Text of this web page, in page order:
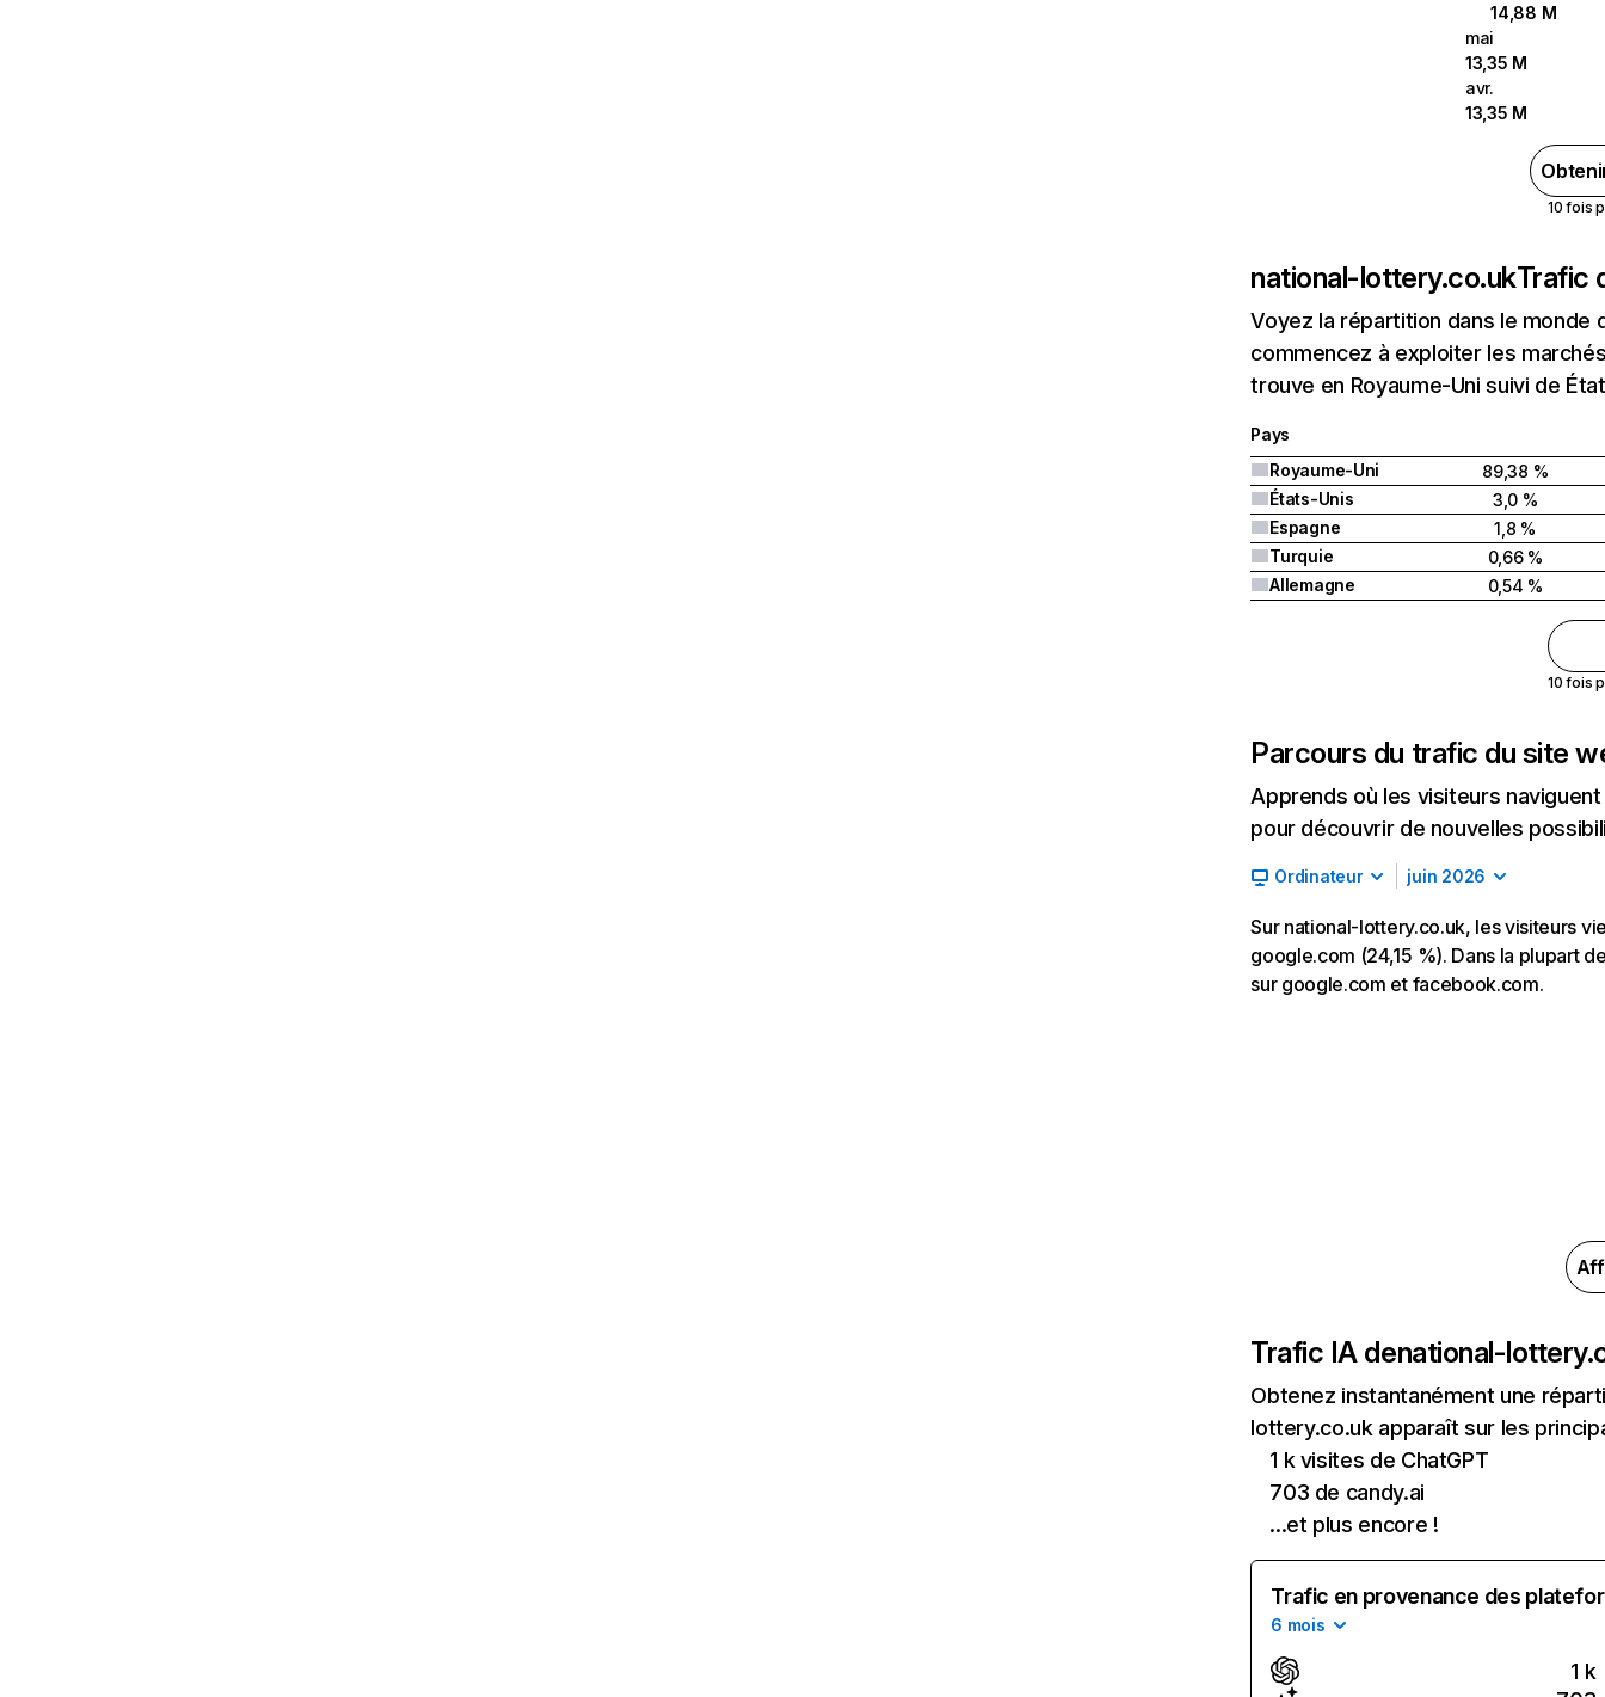
14,88 M
mai
13,35 M
avr.
13,35 M
10 fois
national-lottery.co.ukTrafic
Voyez la répartition dans le
commencez à exploiter les
trouve en Royaume-Uni suivi de
Pays
Royaume-Uni
89,38 %
États-Unis
3,0 %
Espagne
1,8 %
Turquie
0,66 %
Allemagne
0,54 %
10 fois
Parcours du trafic du site
Apprends où les visiteurs
pour découvrir de nouvelles
Ordinateur juin 2026
Sur national-lottery.co.uk, les visiteurs
google.com (24,15 %). Dans la plupart
sur google.com et facebook.com.
Trafic IA denational-
Obtenez instantanément une
lottery.co.uk apparaît sur les
1 k visites de ChatGPT
703 de candy.ai
...et plus encore !
Trafic en provenance des
6 mois
1 k